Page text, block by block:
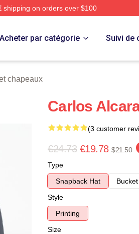
shipping on orders over $100
Acheter par catégorie Suivi de
chapeaux
Carlos
(3 customer
€24.73 €19.78 $21.50
Type
Snapback Hat
Style
Printing
Size